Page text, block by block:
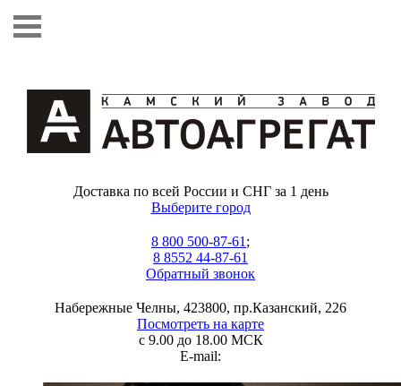
Доставка по всей России и СНГ за 1 день
Выберите город
8 800 500-87-61 ;
8 8552 44-87-61
Обратный звонок
Набережные Челны, 423800, пр.Казанский, 226
Посмотреть на карте
с 9.00 до 18.00 МСК
E-mail: